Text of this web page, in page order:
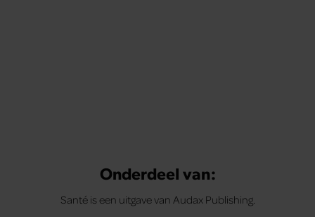
Onderdeel van:
Santé is een uitgave van Audax Publishing.